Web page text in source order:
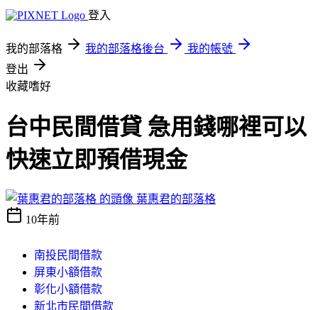
登入
我的部落格 我的部落格後台
我的帳號
登出
收藏嗜好
台中民間借貸 急用錢哪裡可以
快速立即預借現金
葉惠君的部落格
10年前
南投民間借款
屏東小額借款
彰化小額借款
新北市民間借款